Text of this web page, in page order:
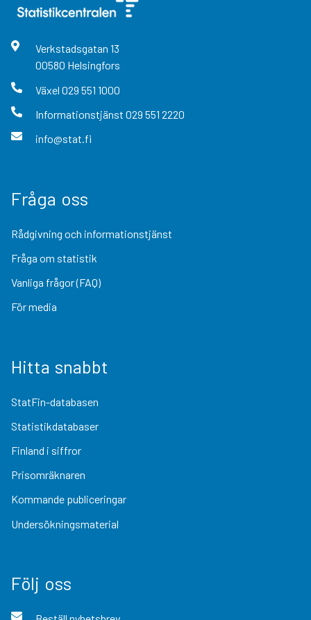
Verkstadsgatan 13
00580 Helsingfors
Växel 029 551 1000
Informationstjänst 029 551 2220
info@stat.fi
Fråga oss
Rådgivning och informationstjänst
Fråga om statistik
Vanliga frågor (FAQ)
För media
Hitta snabbt
StatFin-databasen
Statistikdatabaser
Finland i siffror
Prisomräknaren
Kommande publiceringar
Undersökningsmaterial
Följ oss